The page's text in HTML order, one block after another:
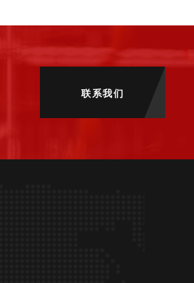
联系我们